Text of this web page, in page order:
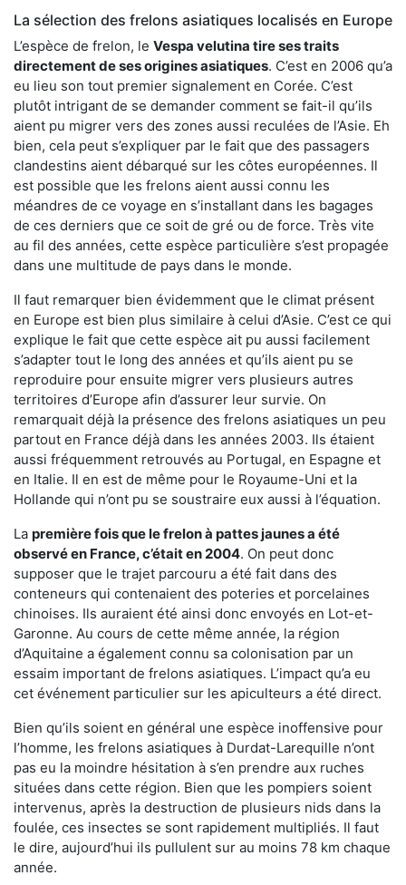
La sélection des frelons asiatiques localisés en Europe
L’espèce de frelon, le Vespa velutina tire ses traits
directement de ses origines asiatiques. C’est en 2006 qu’a
eu lieu son tout premier signalement en Corée. C’est
plutôt intrigant de se demander comment se fait-il qu’ils
aient pu migrer vers des zones aussi reculées de l’Asie. Eh
bien, cela peut s’expliquer par le fait que des passagers
clandestins aient débarqué sur les côtes européennes. Il
est possible que les frelons aient aussi connu les
méandres de ce voyage en s’installant dans les bagages
de ces derniers que ce soit de gré ou de force. Très vite
au fil des années, cette espèce particulière s’est propagée
dans une multitude de pays dans le monde.
Il faut remarquer bien évidemment que le climat présent
en Europe est bien plus similaire à celui d’Asie. C’est ce qui
explique le fait que cette espèce ait pu aussi facilement
s’adapter tout le long des années et qu’ils aient pu se
reproduire pour ensuite migrer vers plusieurs autres
territoires d’Europe afin d’assurer leur survie. On
remarquait déjà la présence des frelons asiatiques un peu
partout en France déjà dans les années 2003. Ils étaient
aussi fréquemment retrouvés au Portugal, en Espagne et
en Italie. Il en est de même pour le Royaume-Uni et la
Hollande qui n’ont pu se soustraire eux aussi à l’équation.
La première fois que le frelon à pattes jaunes a été
observé en France, c’était en 2004. On peut donc
supposer que le trajet parcouru a été fait dans des
conteneurs qui contenaient des poteries et porcelaines
chinoises. Ils auraient été ainsi donc envoyés en Lot-et-
Garonne. Au cours de cette même année, la région
d’Aquitaine a également connu sa colonisation par un
essaim important de frelons asiatiques. L’impact qu’a eu
cet événement particulier sur les apiculteurs a été direct.
Bien qu’ils soient en général une espèce inoffensive pour
l’homme, les frelons asiatiques à Durdat-Larequille n’ont
pas eu la moindre hésitation à s’en prendre aux ruches
situées dans cette région. Bien que les pompiers soient
intervenus, après la destruction de plusieurs nids dans la
foulée, ces insectes se sont rapidement multipliés. Il faut
le dire, aujourd’hui ils pullulent sur au moins 78 km chaque
année.